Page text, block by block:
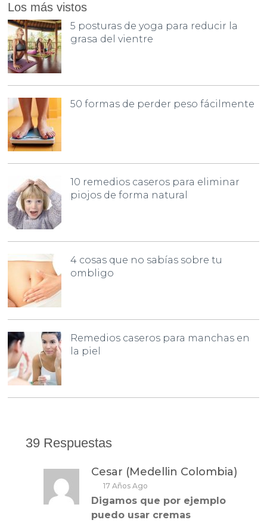
Los más vistos
5 posturas de yoga para reducir la
grasa del vientre
50 formas de perder peso fácilmente
10 remedios caseros para eliminar
piojos de forma natural
4 cosas que no sabías sobre tu
ombligo
Remedios caseros para manchas en
la piel
39 Respuestas
Cesar (Medellin Colombia)
17 Años Ago
Digamos que por ejemplo
puedo usar cremas